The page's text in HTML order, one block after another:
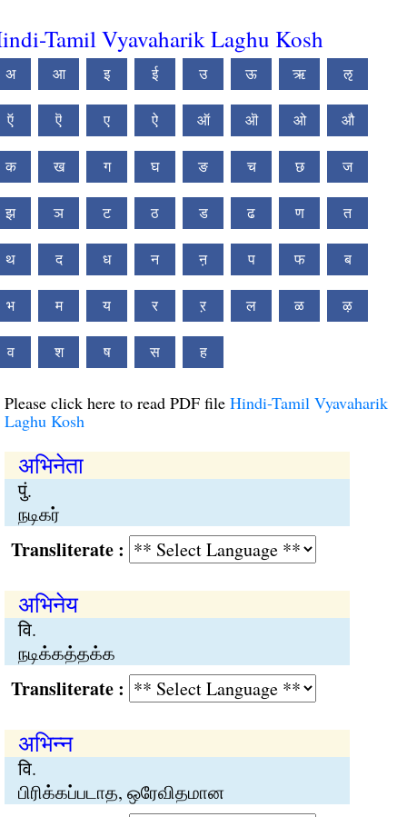
Tamil Vyavaharik Laghu Kosh
अ आ इ ई उ ऊ ऋ ऌ
ऍ ऎ ए ऐ ऑ ऒ ओ औ
क ख ग घ ङ च छ ज
झ ञ ट ठ ड ढ ण त
थ द ध न ऩ प फ ब
भ म य र ऱ ल ळ ऴ
व श ष स ह
Please click here to read PDF file Hindi-Tamil Vyavaharik
Laghu Kosh
अभिनेता
पुं.
நடிகர்
:
अभिनेय
वि.
நடிக்கத்தக்க
:
अभिन्न
वि.
பிரிக்கப்படாத, ஒரேவிதமான